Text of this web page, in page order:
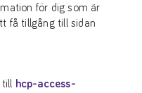
för dig som är
få tillgång till sidan
hcp-access-